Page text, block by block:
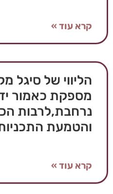
קרא עוד »
הליווי של סיגל
מספקת כאמור
נרחבת,לרבות
והטמעת
קרא עוד »